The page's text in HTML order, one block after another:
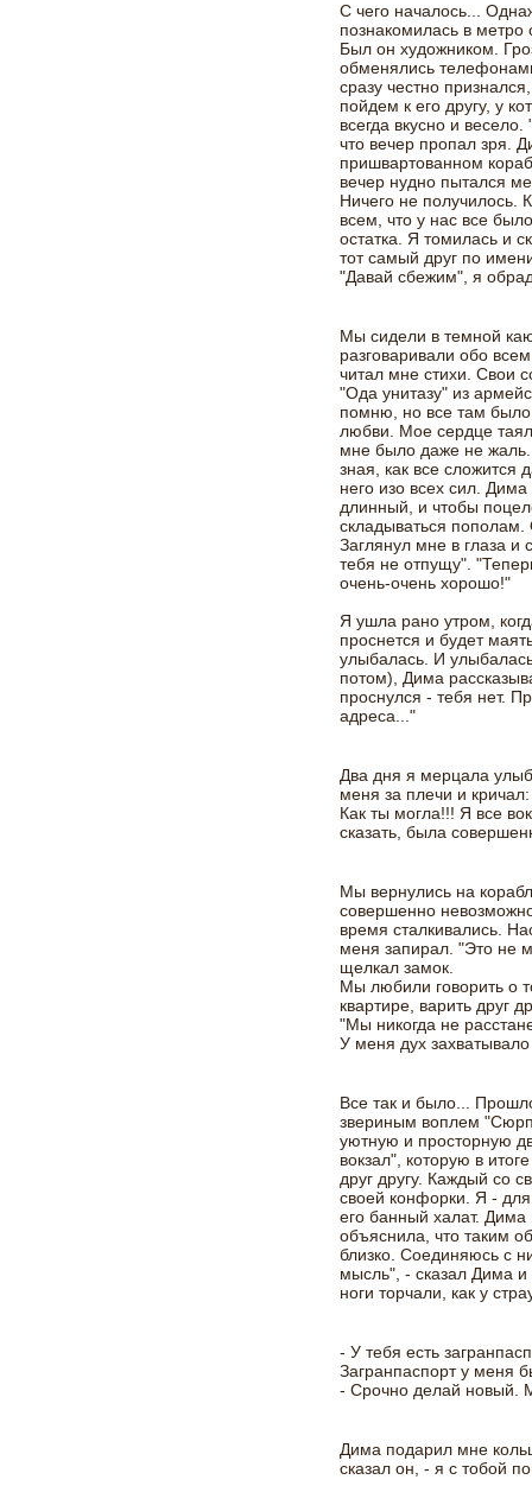
С чего началось...
познакомилась в
Был он художником.
обменялись
сразу честно
пойдем к его другу, у
всегда вкусно и
что вечер пропал зря.
пришвартованном
вечер нудно пытался
Ничего не получилось.
всем, что у нас все
остатка. Я томилась и
тот самый друг по
"Давай сбежим", я
Мы сидели в темной
разговаривали обо
читал мне стихи. Свои
"Ода унитазу" из
помню, но все там было
любви. Мое сердце
мне было даже не
зная, как все
него изо всех сил.
длинный, и чтобы
складываться
Заглянул мне в глаза и
тебя не отпущу".
очень-очень хорошо!"
Я ушла рано утром,
проснется и будет
улыбалась. И
потом), Дима
проснулся - тебя нет.
адреса..."
Два дня я мерцала
меня за плечи и
Как ты могла!!! Я все
сказать, была
Мы вернулись на
совершенно
время сталкивались.
меня запирал. "Это не
щелкал замок.
Мы любили говорить о
квартире, варить друг
"Мы никогда не
У меня дух захватывало
Все так и было...
звериным воплем
уютную и просторную
вокзал", которую в
друг другу. Каждый со
своей конфорки. Я -
его банный халат.
объяснила, что таким
близко. Соединяюсь с
мысль", - сказал Дима
ноги торчали, как у
- У тебя есть
Загранпаспорт у меня
- Срочно делай новый.
Дима подарил мне
сказал он, - я с тобой